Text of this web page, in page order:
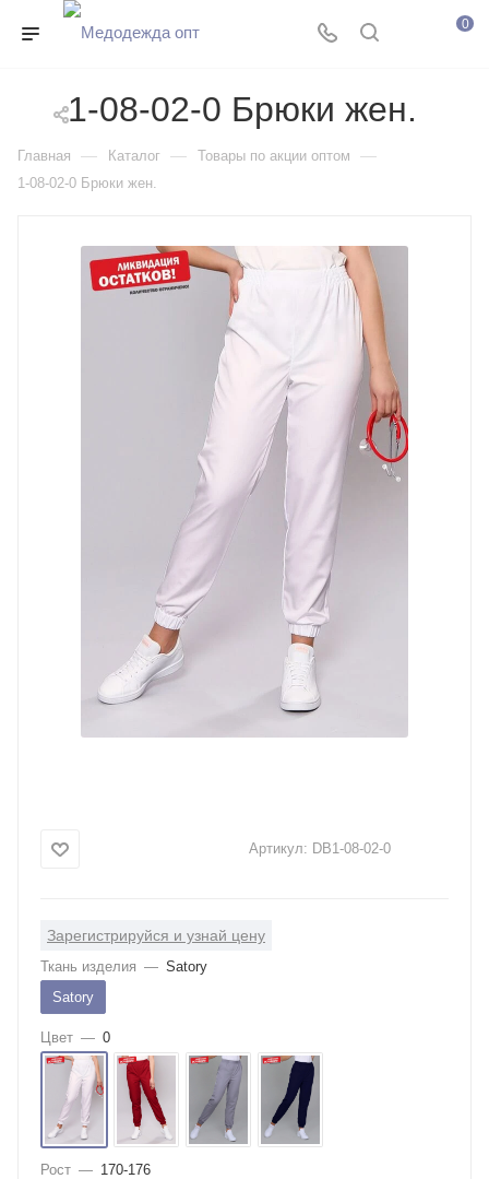
0
1-08-02-0 Брюки жен.
Главная — Каталог — Товары по акции оптом —
1-08-02-0 Брюки жен.
Артикул: DB1-08-02-0
Зарегистрируйся и узнай цену
Ткань изделия — Satory
Satory
Цвет — 0
Рост — 170-176